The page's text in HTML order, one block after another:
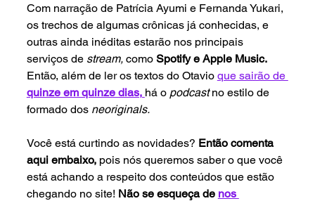
Com narração de Patrícia Ayumi e Fernanda Yukari,
os trechos de algumas crônicas já conhecidas, e
outras ainda inéditas estarão nos principais
serviços de stream, como Spotify e Apple Music.
Então, além de ler os textos do Otavio que sairão de
quinze em quinze dias, há o podcast no estilo de
formado dos neoriginals.
Você está curtindo as novidades? Então comenta
aqui embaixo, pois nós queremos saber o que você
está achando a respeito dos conteúdos que estão
chegando no site! Não se esqueça de nos